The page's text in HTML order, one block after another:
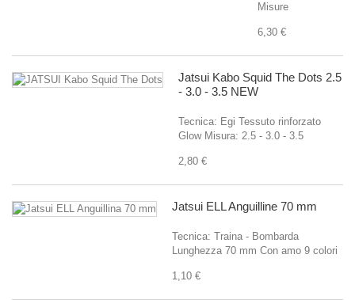
Misure
6,30 €
Jatsui Kabo Squid The Dots 2.5
- 3.0 - 3.5 NEW
Tecnica: Egi Tessuto rinforzato
Glow Misura: 2.5 - 3.0 - 3.5
2,80 €
Jatsui ELL Anguilline 70 mm
Tecnica: Traina - Bombarda
Lunghezza 70 mm Con amo 9 colori
1,10 €